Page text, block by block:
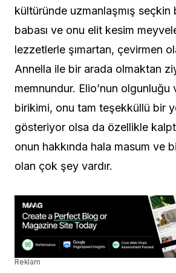
kültüründe uzmanlaşmış
babası ve onu elit kesim
lezzetlerle şımartan, çevirmen
Annella ile bir arada olmaktan
memnundur. Elio’nun olgunluğu
birikimi, onu tam teşekküllü bir
gösteriyor olsa da özellikle
onun hakkında hala masum ve
olan çok şey vardır.
Reklam